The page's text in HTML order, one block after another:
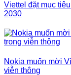
Viettel đặt mục
2030
Nokia muốn mời
viễn thông